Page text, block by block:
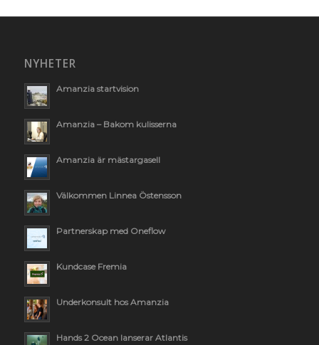
NYHETER
Amanzia startvision
Amanzia – Bakom kulisserna
Amanzia är mästargasell
Välkommen Linnea Östensson
Partnerskap med Oneflow
Kundcase Fremia
Underkonsult hos Amanzia
Hands 2 Ocean lanserar Atlantis